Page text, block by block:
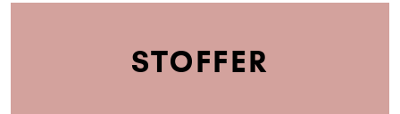
STOFFER